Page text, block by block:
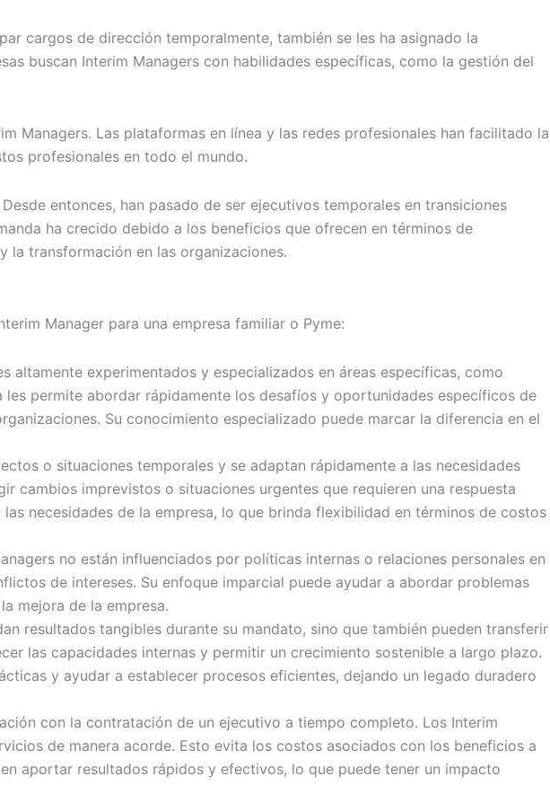
cargos de dirección temporalmente, también se les ha asignado la
buscan Interim Managers con habilidades específicas, como la gestión del
Managers. Las plataformas en línea y las redes profesionales han facilitado la
profesionales en todo el mundo.
entonces, han pasado de ser ejecutivos temporales en transiciones
ha crecido debido a los beneficios que ofrecen en términos de
la transformación en las organizaciones.
Manager para una empresa familiar o Pyme:
altamente experimentados y especializados en áreas específicas, como
permite abordar rápidamente los desafíos y oportunidades específicos de
Su conocimiento especializado puede marcar la diferencia en el
o situaciones temporales y se adaptan rápidamente a las necesidades
cambios imprevistos o situaciones urgentes que requieren una respuesta
necesidades de la empresa, lo que brinda flexibilidad en términos de costos
no están influenciados por políticas internas o relaciones personales en
de intereses. Su enfoque imparcial puede ayudar a abordar problemas
mejora de la empresa.
resultados tangibles durante su mandato, sino que también pueden transferir
las capacidades internas y permitir un crecimiento sostenible a largo plazo.
y ayudar a establecer procesos eficientes, dejando un legado duradero
con la contratación de un ejecutivo a tiempo completo. Los Interim
de manera acorde. Esto evita los costos asociados con los beneficios a
aportar resultados rápidos y efectivos, lo que puede tener un impacto